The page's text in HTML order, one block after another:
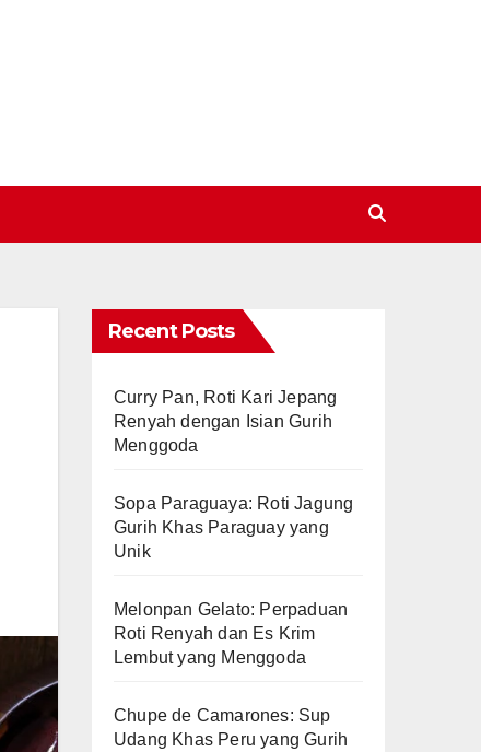
Recent Posts
Curry Pan, Roti Kari Jepang
Renyah dengan Isian Gurih
Menggoda
Sopa Paraguaya: Roti Jagung
Gurih Khas Paraguay yang
Unik
Melonpan Gelato: Perpaduan
Roti Renyah dan Es Krim
Lembut yang Menggoda
Chupe de Camarones: Sup
Udang Khas Peru yang Gurih